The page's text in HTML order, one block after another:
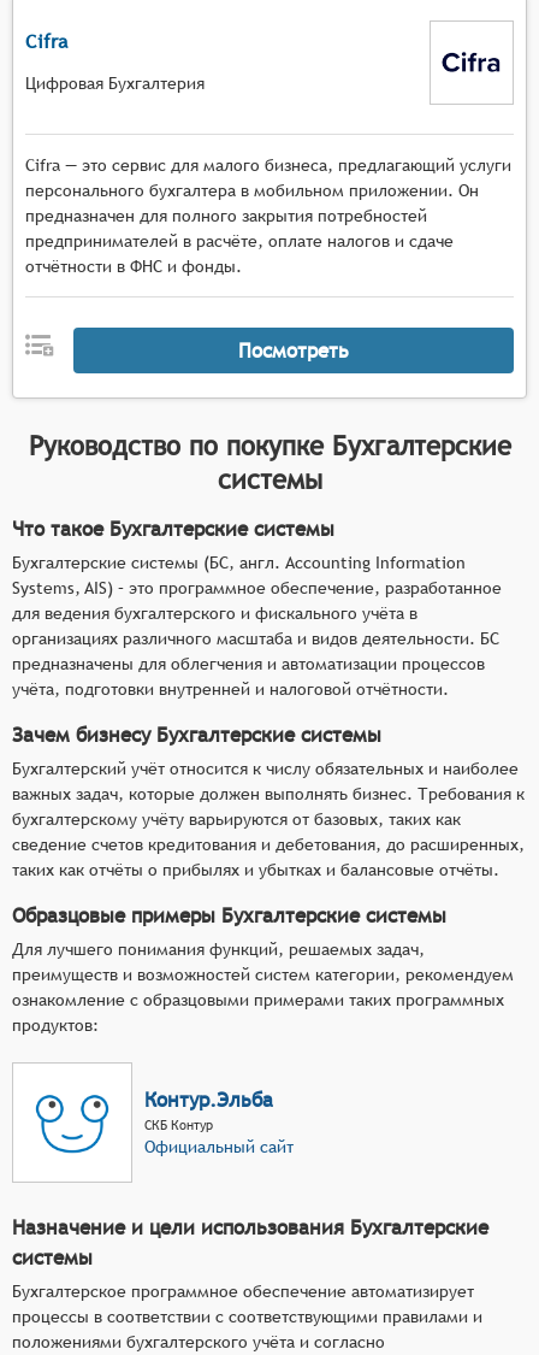
Cifra
Цифровая Бухгалтерия
Cifra — это сервис для малого бизнеса, предлагающий услуги
персонального бухгалтера в мобильном приложении. Он
предназначен для полного закрытия потребностей
предпринимателей в расчёте, оплате налогов и сдаче
отчётности в ФНС и фонды.
Посмотреть
Руководство по покупке Бухгалтерские
системы
Что такое Бухгалтерские системы
Бухгалтерские системы (БС, англ. Accounting Information
Systems, AIS) – это программное обеспечение, разработанное
для ведения бухгалтерского и фискального учёта в
организациях различного масштаба и видов деятельности. БС
предназначены для облегчения и автоматизации процессов
учёта, подготовки внутренней и налоговой отчётности.
Зачем бизнесу Бухгалтерские системы
Бухгалтерский учёт относится к числу обязательных и наиболее
важных задач, которые должен выполнять бизнес. Требования к
бухгалтерскому учёту варьируются от базовых, таких как
сведение счетов кредитования и дебетования, до расширенных,
таких как отчёты о прибылях и убытках и балансовые отчёты.
Образцовые примеры Бухгалтерские системы
Для лучшего понимания функций, решаемых задач,
преимуществ и возможностей систем категории, рекомендуем
ознакомление с образцовыми примерами таких программных
продуктов:
Контур.Эльба
СКБ Контур
Официальный сайт
Назначение и цели использования Бухгалтерские
системы
Бухгалтерское программное обеспечение автоматизирует
процессы в соответствии с соответствующими правилами и
положениями бухгалтерского учёта и согласно